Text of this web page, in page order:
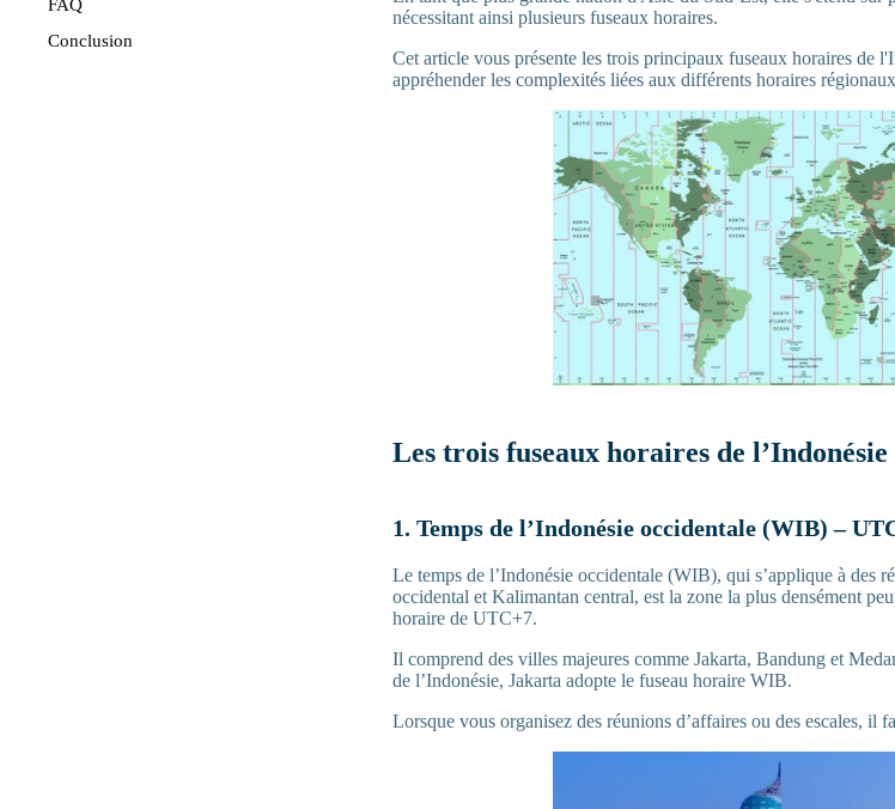
FAQ
Conclusion
nécessitant ainsi plusieurs fuseaux horaires.
Cet article vous présente les trois principaux fuseaux horaires de
appréhender les complexités liées aux différents horaires
Les trois fuseaux horaires de l’Indonésie
1. Temps de l’Indonésie occidentale (WIB) –
Le temps de l’Indonésie occidentale (WIB), qui s’applique à des
occidental et Kalimantan central, est la zone la plus densément
horaire de UTC+7.
Il comprend des villes majeures comme Jakarta, Bandung et
de l’Indonésie, Jakarta adopte le fuseau horaire WIB.
Lorsque vous organisez des réunions d’affaires ou des escales, il